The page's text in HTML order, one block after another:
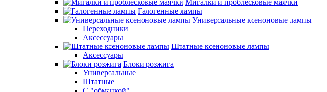
Мигалки и проблесковые маячки
Галогенные лампы
Универсальные ксеноновые лампы
Переходники
Аксессуары
Штатные ксеноновые лампы
Аксессуары
Блоки розжига
Универсальные
Штатные
С "обманкой"